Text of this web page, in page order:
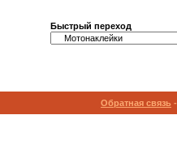
Быстрый переход
Обратная связь -